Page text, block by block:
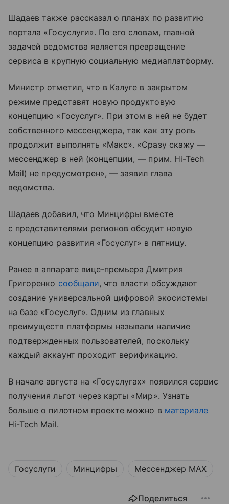
Шадаев также рассказал о планах по развитию
портала «Госуслуги». По его словам, главной
задачей ведомства является превращение
сервиса в крупную социальную медиаплатформу.
Министр отметил, что в Калуге в закрытом
режиме представят новую продуктовую
концепцию «Госуслуг». При этом в ней не будет
собственного мессенджера, так как эту роль
продолжит выполнять «Макс». «Сразу скажу —
мессенджер в ней (концепции, — прим. Hi-Tech
Mail) не предусмотрен», — заявил глава
ведомства.
Шадаев добавил, что Минцифры вместе
с представителями регионов обсудит новую
концепцию развития «Госуслуг» в пятницу.
Ранее в аппарате вице-премьера Дмитрия
Григоренко сообщали, что власти обсуждают
создание универсальной цифровой экосистемы
на базе «Госуслуг». Одним из главных
преимуществ платформы называли наличие
подтвержденных пользователей, поскольку
каждый аккаунт проходит верификацию.
В начале августа на «Госуслугах» появился сервис
получения льгот через карты «Мир». Узнать
больше о пилотном проекте можно в материале
Hi-Tech Mail.
Госуслуги Минцифры Мессенджер MAX
Поделиться